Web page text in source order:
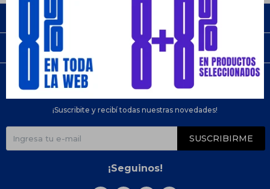
Empresa
Compra
Newsletter
¡Suscribite y recibí todas nuestras novedades!
SUSCRIBIRME
¡Seguinos!